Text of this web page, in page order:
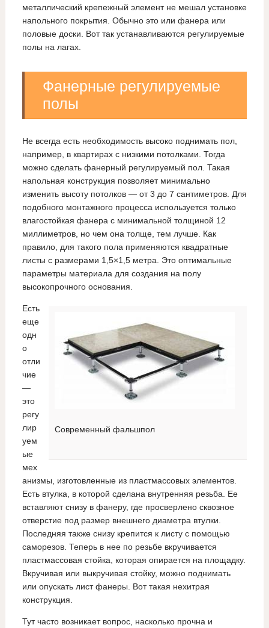
металлический крепежный элемент не мешал установке
напольного покрытия. Обычно это или фанера или
половые доски. Вот так устанавливаются регулируемые
полы на лагах.
Фанерные регулируемые
полы
Не всегда есть необходимость высоко поднимать пол,
например, в квартирах с низкими потолками. Тогда
можно сделать фанерный регулируемый пол. Такая
напольная конструкция позволяет минимально
изменить высоту потолков — от 3 до 7 сантиметров. Для
подобного монтажного процесса используется только
влагостойкая фанера с минимальной толщиной 12
миллиметров, но чем она толще, тем лучше. Как
правило, для такого пола применяются квадратные
листы с размерами 1,5×1,5 метра. Это оптимальные
параметры материала для создания на полу
высокопрочного основания.
Современный фальшпол
Есть
еще
одн
о
отли
чие
—
это
регу
лир
уем
ые
мех
анизмы, изготовленные из пластмассовых элементов.
Есть втулка, в которой сделана внутренняя резьба. Ее
вставляют снизу в фанеру, где просверлено сквозное
отверстие под размер внешнего диаметра втулки.
Последняя также снизу крепится к листу с помощью
саморезов. Теперь в нее по резьбе вкручивается
пластмассовая стойка, которая опирается на площадку.
Вкручивая или выкручивая стойку, можно поднимать
или опускать лист фанеры. Вот такая нехитрая
конструкция.
Тут часто возникает вопрос, насколько прочна и